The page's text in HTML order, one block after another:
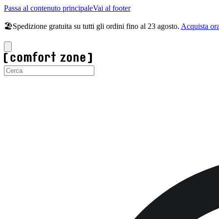
Passa al contenuto principaleVai al footer
🏖️Spedizione gratuita su tutti gli ordini fino al 23 agosto. Acquista